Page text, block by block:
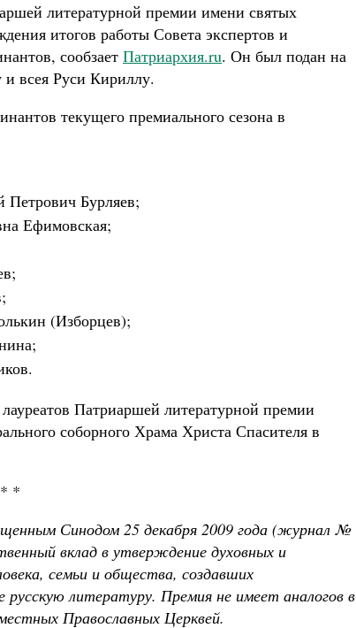
литературной премии имени святых
итогов работы Совета экспертов и
сообзает Патриархия.ru. Он был подан на
всея Руси Кириллу.
текущего премиального сезона в
Петрович Бурляев;
Ефимовская;
(Изборцев);
Патриаршей литературной премии
соборного Храма Христа Спасителя в
*
Синодом 25 декабря 2009 года (журнал №
вклад в утверждение духовных и
семьи и общества, создавших
литературу. Премия не имеет аналогов в
Православных Церквей.